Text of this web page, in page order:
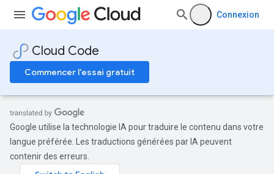
Connexion
Cloud Code
Commencer l'essai gratuit
Google utilise la technologie IA pour traduire le contenu dans votre
langue préférée. Les traductions générées par IA peuvent
contenir des erreurs.